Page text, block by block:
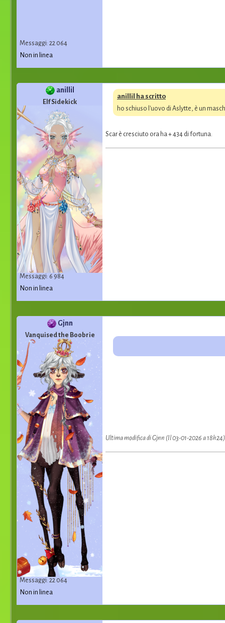
Messaggi: 22 064
Non in linea
anillil
Elf Sidekick
Messaggi: 6 984
anillil ha scritto
ho schiuso l'uovo di Aslytte, è un
Scar è cresciuto ora ha + 434 di fortuna.
Non in linea
Gjnn
Vanquised the Boobrie
Messaggi: 22 064
Ultima modifica di Gjnn (Il 03-01-2026 a 18h24)
Non in linea